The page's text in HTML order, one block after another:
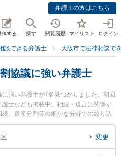
弁護士の方はこちら
稿する 探す 閲覧履歴 マイリスト ログイン
談できる弁護士 大阪市で法律相談で
協議に強い弁護士
強い弁護士が7名見つかりました。初回
士なども掲載中。相続・遺言に関係す
、遺産分割等の細かな分野での絞り込
法律事務所の岡本 健佑弁護士や金城・
、新大阪総合法律事務所の元治 武史弁護
変更